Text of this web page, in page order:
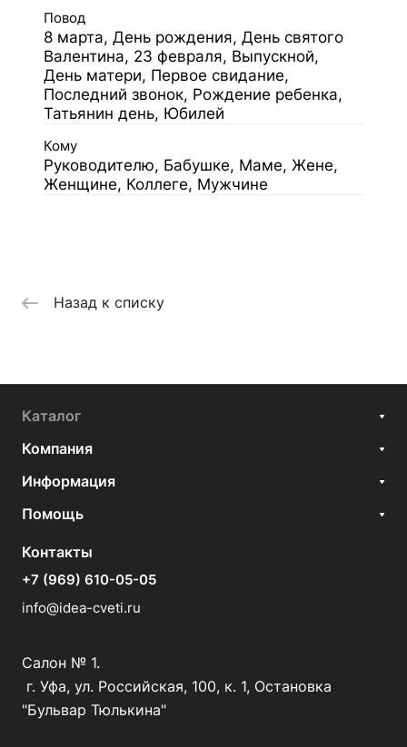
Повод
8 марта, День рождения, День святого
Валентина, 23 февраля, Выпускной,
День матери, Первое свидание,
Последний звонок, Рождение ребенка,
Татьянин день, Юбилей
Кому
Руководителю, Бабушке, Маме, Жене,
Женщине, Коллеге, Мужчине
Назад к списку
Каталог
Компания
Информация
Помощь
Контакты
+7 (969) 610-05-05
info@idea-cveti.ru
Салон № 1.
г. Уфа, ул. Российская, 100, к. 1, Остановка
"Бульвар Тюлькина"